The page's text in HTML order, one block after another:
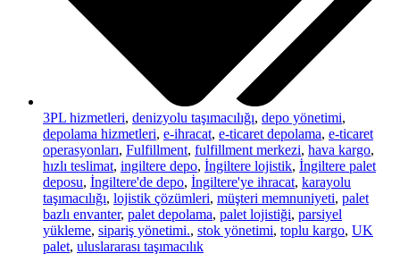
3PL hizmetleri, denizyolu taşımacılığı, depo yönetimi,
depolama hizmetleri, e-ihracat, e-ticaret depolama, e-ticaret
operasyonları, Fulfillment, fulfillment merkezi, hava kargo,
hızlı teslimat, ingiltere depo, İngiltere lojistik, İngiltere palet
deposu, İngiltere'de depo, İngiltere'ye ihracat, karayolu
taşımacılığı, lojistik çözümleri, müşteri memnuniyeti, palet
bazlı envanter, palet depolama, palet lojistiği, parsiyel
yükleme, sipariş yönetimi., stok yönetimi, toplu kargo, UK
palet, uluslararası taşımacılık